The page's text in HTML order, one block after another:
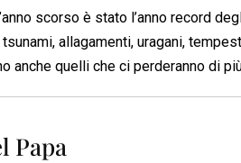
scorso è stato l’anno record
allagamenti, uragani,
anche quelli che ci perderanno di
Papa